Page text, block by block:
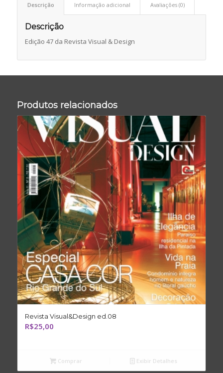
Descrição Informação adicional Avaliações (0)
Descrição
Edição 47 da Revista Visual & Design
Produtos relacionados
Revista Visual&Design ed.08
R$25,00
Comprar Exibir Detalhes